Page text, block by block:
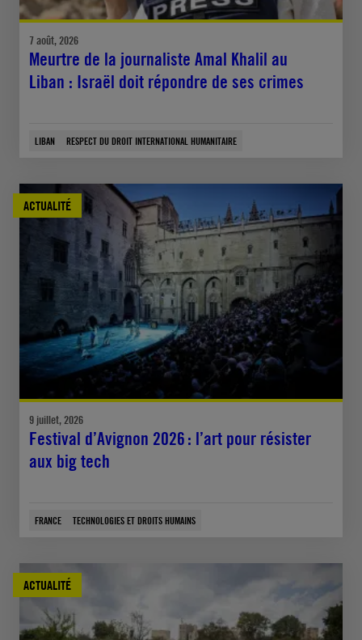
7 août, 2026
Meurtre de la journaliste Amal Khalil au
Liban : Israël doit répondre de ses crimes
LIBAN RESPECT DU DROIT INTERNATIONAL HUMANITAIRE
ACTUALITÉ
9 juillet, 2026
Festival d’Avignon 2026 : l’art pour résister
aux big tech
FRANCE TECHNOLOGIES ET DROITS HUMAINS
ACTUALITÉ